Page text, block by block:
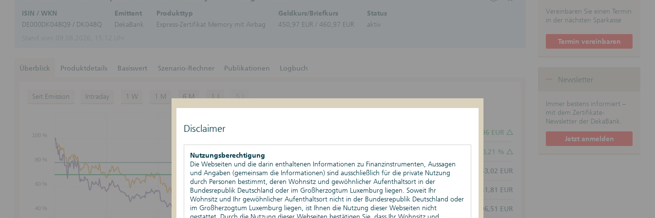
Disclaimer
Nutzungsberechtigung
Die Webseiten und die darin enthaltenen Informationen zu Finanzinstrumenten, Aussagen
und Angaben (gemeinsam die Informationen) sind ausschließlich für die private Nutzung
durch Personen bestimmt, deren Wohnsitz und gewöhnlicher Aufenthaltsort in der
Bundesrepublik Deutschland oder im Großherzogtum Luxemburg liegen. Soweit Ihr
Wohnsitz und Ihr gewöhnlicher Aufenthaltsort nicht in der Bundesrepublik Deutschland oder
im Großherzogtum Luxemburg liegen, ist Ihnen die Nutzung dieser Webseiten nicht
ISIN / WKN
DE000DK048Q9 / DK048Q
Emittent
DekaBank
Produkttyp
Express-Zertifikat Memory mit Airbag
Geldkurs/Briefkurs
450,97 EUR / 460,97 EUR
Status
aktiv
Überblick Produktdetails Basiswert Szenario-Rechner Publikationen Logbuch
Seit Emission Intraday 1 W 1 M 6 M 1 J 5 J
100 %
40 %
60 %
80 %
0,96 EUR
0,21 %
Tageshoch 453,02 EUR
Tagestief 441,81 EUR
Historischer Höchststand 996,51 EUR
Vereinbaren Sie einen Termin
in der nächsten Sparkasse
Termin vereinbaren
Newsletter
Immer bestens informiert –
mit dem Zertifikate-
Newsletter der DekaBank.
Jetzt anmelden
Anleihen
Tresor-Anleihen
Depotgold